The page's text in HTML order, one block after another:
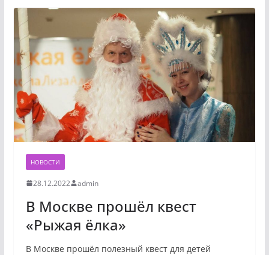
НОВОСТИ
28.12.2022 admin
В Москве прошёл квест
«Рыжая ёлка»
В Москве прошёл полезный квест для детей